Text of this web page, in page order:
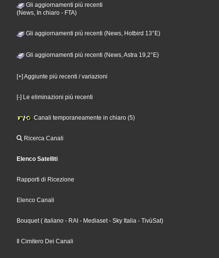
Gli aggiornamenti più recenti
(News, In chiaro - FTA)
Gli aggiornamenti più recenti (News, Hotbird 13°E)
Gli aggiornamenti più recenti (News, Astra 19,2°E)
[+] Aggiunte più recenti / variazioni
[-] Le eliminazioni più recenti
Canali temporaneamente in chiaro (5)
Ricerca Canali
Elenco Satelliti
Rapporti di Ricezione
Elenco Canali
Bouquet( Italiano - RAI - Mediaset- Sky Italia - TivùSat)
Il Cimitero Dei Canali